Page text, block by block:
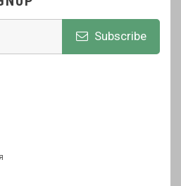
Subscribe